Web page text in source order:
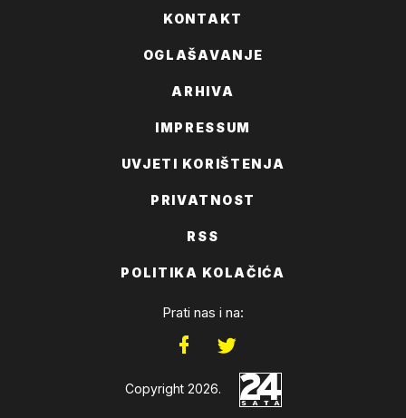
KONTAKT
OGLAŠAVANJE
ARHIVA
IMPRESSUM
UVJETI KORIŠTENJA
PRIVATNOST
RSS
POLITIKA KOLAČIĆA
Prati nas i na:
Copyright 2026.